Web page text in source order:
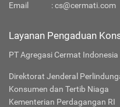
Email
:cs@cermati.com
Layanan Pengaduan
PT Agregasi Cermat
Direktorat Jenderal
Konsumen dan Tertib Niaga
Kementerian Perdagangan RI